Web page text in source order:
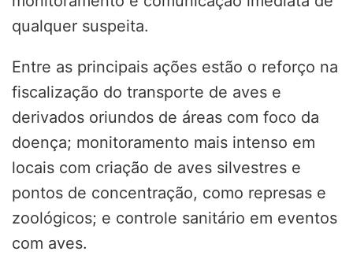
qualquer suspeita.
Entre as principais ações estão o reforço na
fiscalização do transporte de aves e
derivados oriundos de áreas com foco da
doença; monitoramento mais intenso em
locais com criação de aves silvestres e
pontos de concentração, como represas e
zoológicos; e controle sanitário em eventos
com aves.